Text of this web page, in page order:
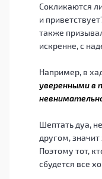
Сокликаются
и
также
искренне, с
Например, в
уверенными в
Шептать дуа,
другом, значит
Поэтому тот,
сбудется все